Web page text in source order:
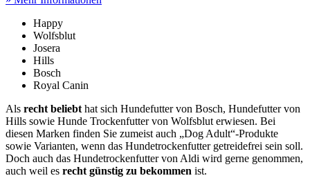
Happy
Wolfsblut
Josera
Hills
Bosch
Royal Canin
Als recht beliebt hat sich Hundefutter von Bosch, Hundefutter von
Hills sowie Hunde Trockenfutter von Wolfsblut erwiesen. Bei
diesen Marken finden Sie zumeist auch „Dog Adult“-Produkte
sowie Varianten, wenn das Hundetrockenfutter getreidefrei sein soll.
Doch auch das Hundetrockenfutter von Aldi wird gerne genommen,
auch weil es recht günstig zu bekommen ist.